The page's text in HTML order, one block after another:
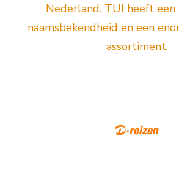
Nederland. TUI heeft een
naamsbekendheid en een
assortiment.